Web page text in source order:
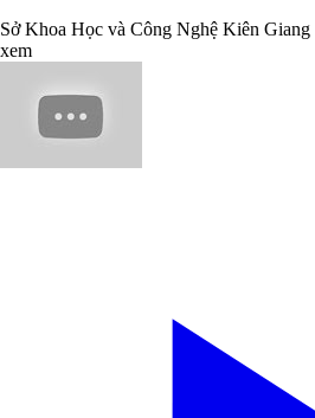
Sở Khoa Học và Công Nghệ Kiên Giang
xem